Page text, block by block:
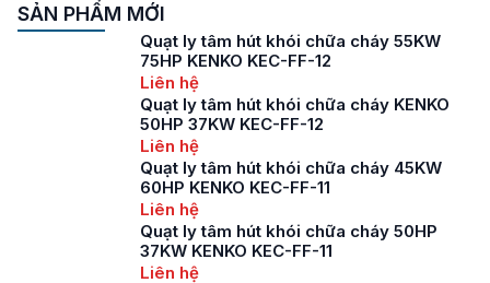
SẢN PHẨM MỚI
Quạt ly tâm hút khói chữa cháy 55KW
75HP KENKO KEC-FF-12
Liên hệ
Quạt ly tâm hút khói chữa cháy KENKO
50HP 37KW KEC-FF-12
Liên hệ
Quạt ly tâm hút khói chữa cháy 45KW
60HP KENKO KEC-FF-11
Liên hệ
Quạt ly tâm hút khói chữa cháy 50HP
37KW KENKO KEC-FF-11
Liên hệ